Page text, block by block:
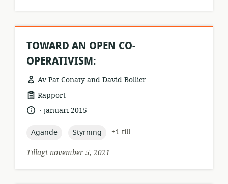
TOWARD AN OPEN CO-
OPERATIVISM:
Av Pat Conaty and David Bollier
resursformat:
Rapport
språk:
.
publiceringsdatum:
januari 2015
topic:
Ägande topic:
Styrning
+1 till
Tillagt november 5, 2021